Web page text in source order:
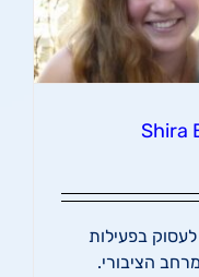
בפעילות
הציבורי.